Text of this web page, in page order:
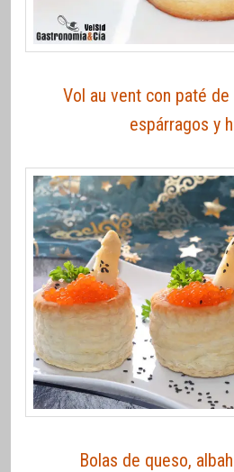
Vol au vent con paté
espárragos y
Bolas de queso,